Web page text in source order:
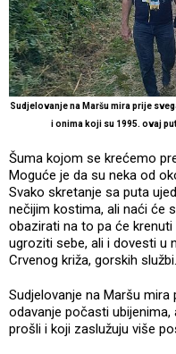
Sudjelovanje na Maršu mira prije
i onima koji su 1995. ovaj
Šuma kojom se krećemo
Moguće je da su neka od
Svako skretanje sa puta
nečijim kostima, ali naći će
obazirati na to pa će
ugroziti sebe, ali i dovesti u
Crvenog križa, gorskih službi.
Sudjelovanje na Maršu
odavanje počasti
prošli i koji zaslužuju više